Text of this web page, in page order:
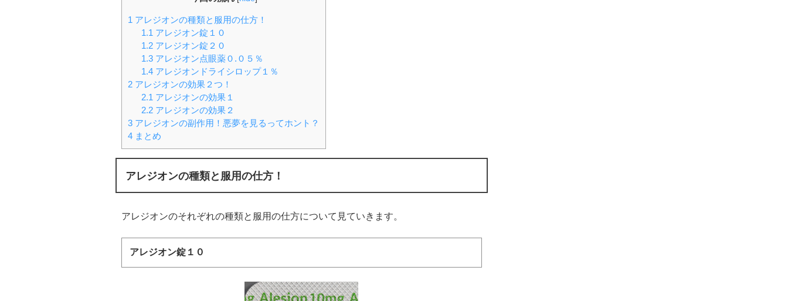
1 アレジオンの種類と服用の仕方！
1.1 アレジオン錠１０
1.2アレジオン錠２０
1.3アレジオン点眼薬０.０５％
1.4アレジオンドライシロップ１％
2 アレジオンの効果２つ！
2.1 アレジオンの効果１
2.2アレジオンの効果２
3 アレジオンの副作用！悪夢を見るってホント？
4 まとめ
アレジオンの種類と服用の仕方！
アレジオンのそれぞれの種類と服用の仕方について見ていきます。
アレジオン錠１０